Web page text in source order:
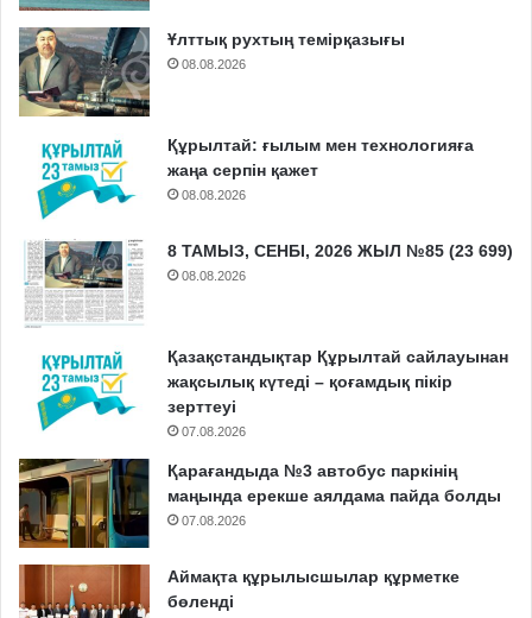
Ұлттық рухтың темірқазығы
08.08.2026
Құрылтай: ғылым мен технологияға
жаңа серпін қажет
08.08.2026
8 ТАМЫЗ, СЕНБІ, 2026 ЖЫЛ №85 (23 699)
08.08.2026
Қазақстандықтар Құрылтай сайлауынан
жақсылық күтеді – қоғамдық пікір
зерттеуі
07.08.2026
Қарағандыда №3 автобус паркінің
маңында ерекше аялдама пайда болды
07.08.2026
Аймақта құрылысшылар құрметке
бөленді